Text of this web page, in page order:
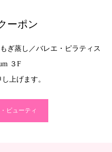
ーポン
ぎ蒸し／バレエ・ピラティス
３F
上げます。
ビューティ